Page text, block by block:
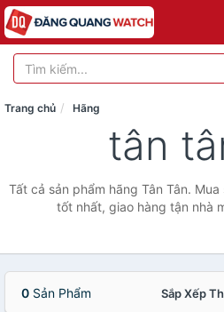
Trang chủ Hãng
tân
Tất cả sản phẩm hãng Tân Tân.
tốt nhất, giao hàng tận nhà
0 Sản Phẩm Sắp Xếp